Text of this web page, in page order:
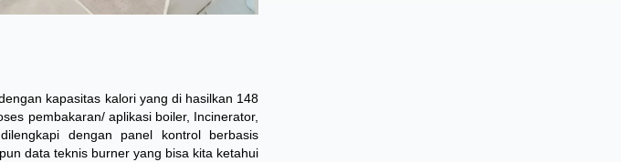
kapasitas kalori yang di hasilkan 148
pembakaran/ aplikasi boiler, Incinerator,
dengan panel kontrol berbasis
data teknis burner yang bisa kita ketahui